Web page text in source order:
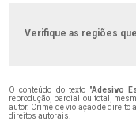
Verifique as regiões
O conteúdo do texto "Adesivo
reprodução, parcial ou total,
autor. Crime de violação de direito
direitos autorais